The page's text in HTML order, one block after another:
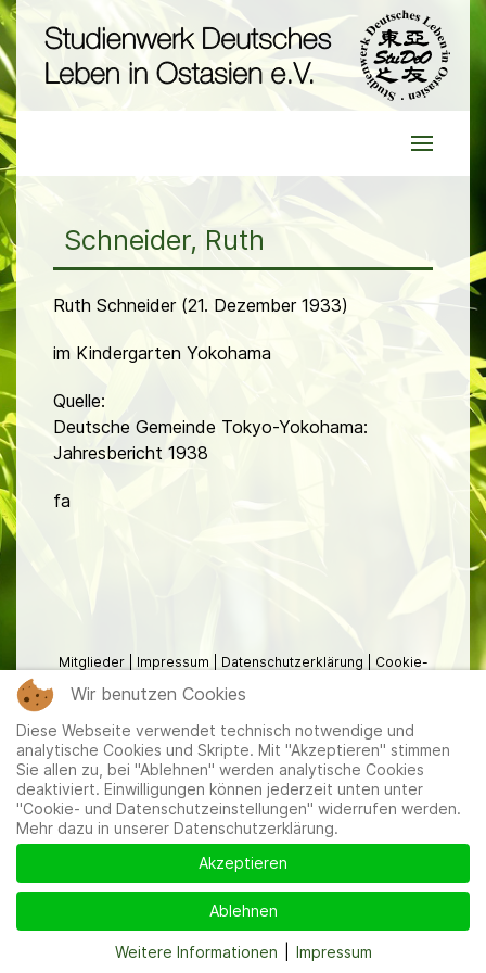
Schneider, Ruth
Ruth Schneider (21. Dezember 1933)
im Kindergarten Yokohama
Quelle:
Deutsche Gemeinde Tokyo-Yokohama:
Jahresbericht 1938
fa
Mitglieder Impressum Datenschutzerklärung
Cookie-
Wir benutzen Cookies
Diese Webseite verwendet technisch notwendige und
analytische Cookies und Skripte. Mit "Akzeptieren" stimmen
Sie allen zu, bei "Ablehnen" werden analytische Cookies
deaktiviert. Einwilligungen können jederzeit unten unter
"Cookie- und Datenschutzeinstellungen" widerrufen werden.
Mehr dazu in unserer Datenschutzerklärung.
Akzeptieren
Ablehnen
Weitere Informationen Impressum